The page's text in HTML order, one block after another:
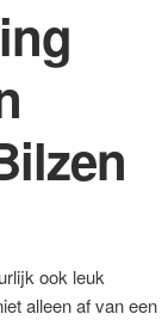
ook leuk
alleen af van een